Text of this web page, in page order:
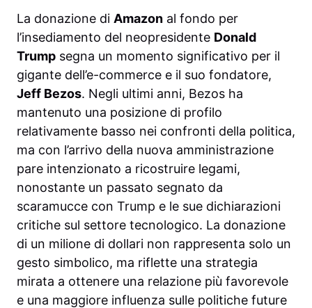
La donazione di Amazon al fondo per
l’insediamento del neopresidente Donald
Trump segna un momento significativo per il
gigante dell’e-commerce e il suo fondatore,
Jeff Bezos. Negli ultimi anni, Bezos ha
mantenuto una posizione di profilo
relativamente basso nei confronti della politica,
ma con l’arrivo della nuova amministrazione
pare intenzionato a ricostruire legami,
nonostante un passato segnato da
scaramucce con Trump e le sue dichiarazioni
critiche sul settore tecnologico. La donazione
di un milione di dollari non rappresenta solo un
gesto simbolico, ma riflette una strategia
mirata a ottenere una relazione più favorevole
e una maggiore influenza sulle politiche future